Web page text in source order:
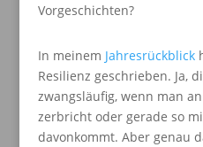
Vorgeschichten?
In meinem Jahresrückblick
Resilienz geschrieben. Ja,
zwangsläufig, wenn man
zerbricht oder gerade so
davonkommt. Aber genau